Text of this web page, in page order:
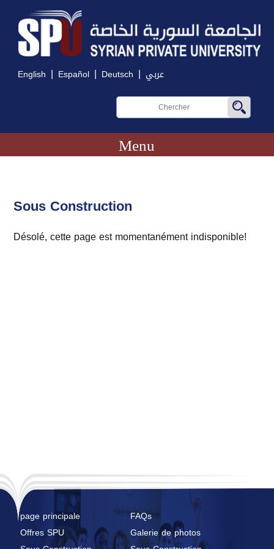
English | Español | Deutsch | عربي
Menu
Sous Construction
Désolé, cette page est momentanément indisponible!
page principale
FAQs
Offres SPU
Galerie de photos